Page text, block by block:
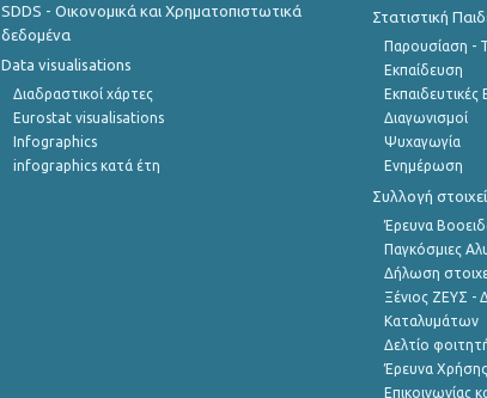
SDDS - Οικονομικά και Χρηματοπιστωτικά
δεδομένα
Data visualisations
Διαδραστικοί χάρτες
Eurostat visualisations
Infographics
infographics κατά έτη
Στατιστική
Παρουσίαση -
Εκπαίδευση
Εκπαιδευτικές
Διαγωνισμοί
Ψυχαγωγία
Ενημέρωση
Συλλογή
Έρευνα
Παγκόσμιες
Δήλωση
Ξένιος ΖΕΥΣ -
Καταλυμάτων
Δελτίο
Έρευνα
Επικοινωνίας